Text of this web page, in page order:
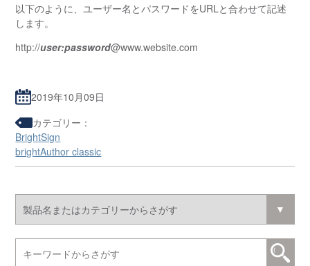
以下のように、ユーザー名とパスワードをURLと合わせて記述
します。
http://user:password@www.website.com
2019年10月09日
カテゴリー：
BrightSign
brightAuthor classic